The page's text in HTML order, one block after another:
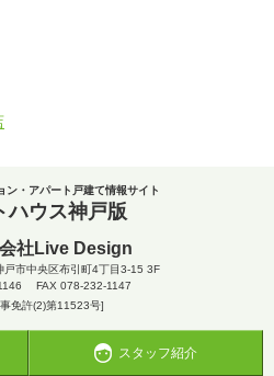
ン・アパート戸建て情報サイト
ハウス神戸版
社Live Design
戸市中央区布引町4丁目3-15 3F
FAX 078-232-1147
免許(2)第11523号]
スタッフ紹介